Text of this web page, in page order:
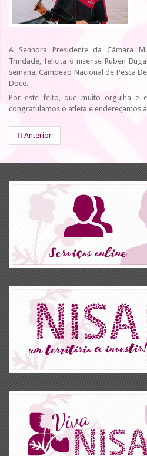
A Senhora Presidente da Câmara
Trindade, felicita o nisense Ruben
semana, Campeão Nacional de Pesca
Doce.
Por este feito, que muito orgulha e
congratulamos o atleta e endereçamos
Anterior